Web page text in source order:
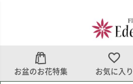
お盆のお花特集 お気に入り